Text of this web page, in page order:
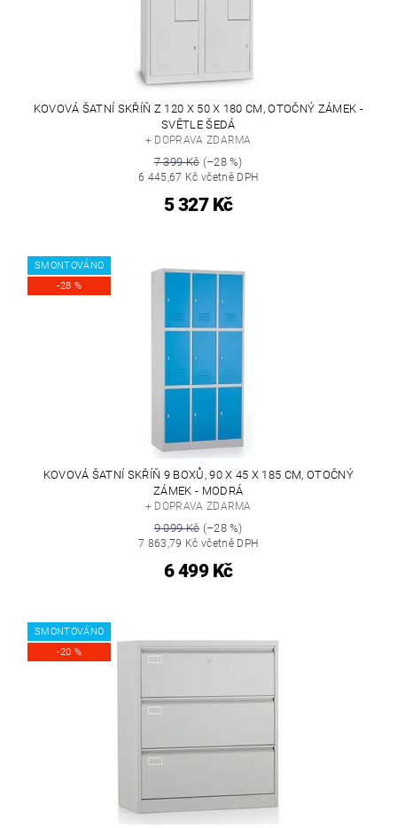
KOVOVÁ ŠATNÍ SKŘÍŇ Z 120 X 50 X 180 CM, OTOČNÝ ZÁMEK -
SVĚTLE ŠEDÁ
+ DOPRAVA ZDARMA
7 399 Kč(–28 %)
6 445,67 Kč včetně DPH
5 327 Kč
SMONTOVÁNO
-28 %
KOVOVÁ ŠATNÍ SKŘÍŇ 9 BOXŮ, 90 X 45 X 185 CM, OTOČNÝ
ZÁMEK - MODRÁ
+ DOPRAVA ZDARMA
9 099 Kč(–28 %)
7 863,79 Kč včetně DPH
6 499 Kč
SMONTOVÁNO
-20 %